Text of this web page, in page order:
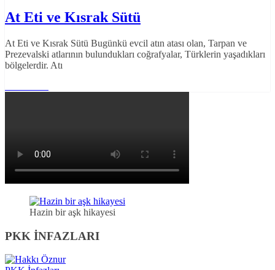
At Eti ve Kısrak Sütü
At Eti ve Kısrak Sütü Bugünkü evcil atın atası olan, Tarpan ve
Prezevalski atlarının bulundukları coğrafyalar, Türklerin yaşadıkları
bölgelerdir. Atı
Hazin bir aşk hikayesi
PKK İNFAZLARI